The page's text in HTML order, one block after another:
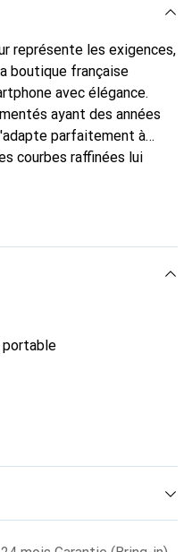
représente les exigences,
boutique française
avec élégance.
ayant des années
parfaitement à
courbes raffinées lui
pour votre smartphone.
constitue un choix fiable
portable